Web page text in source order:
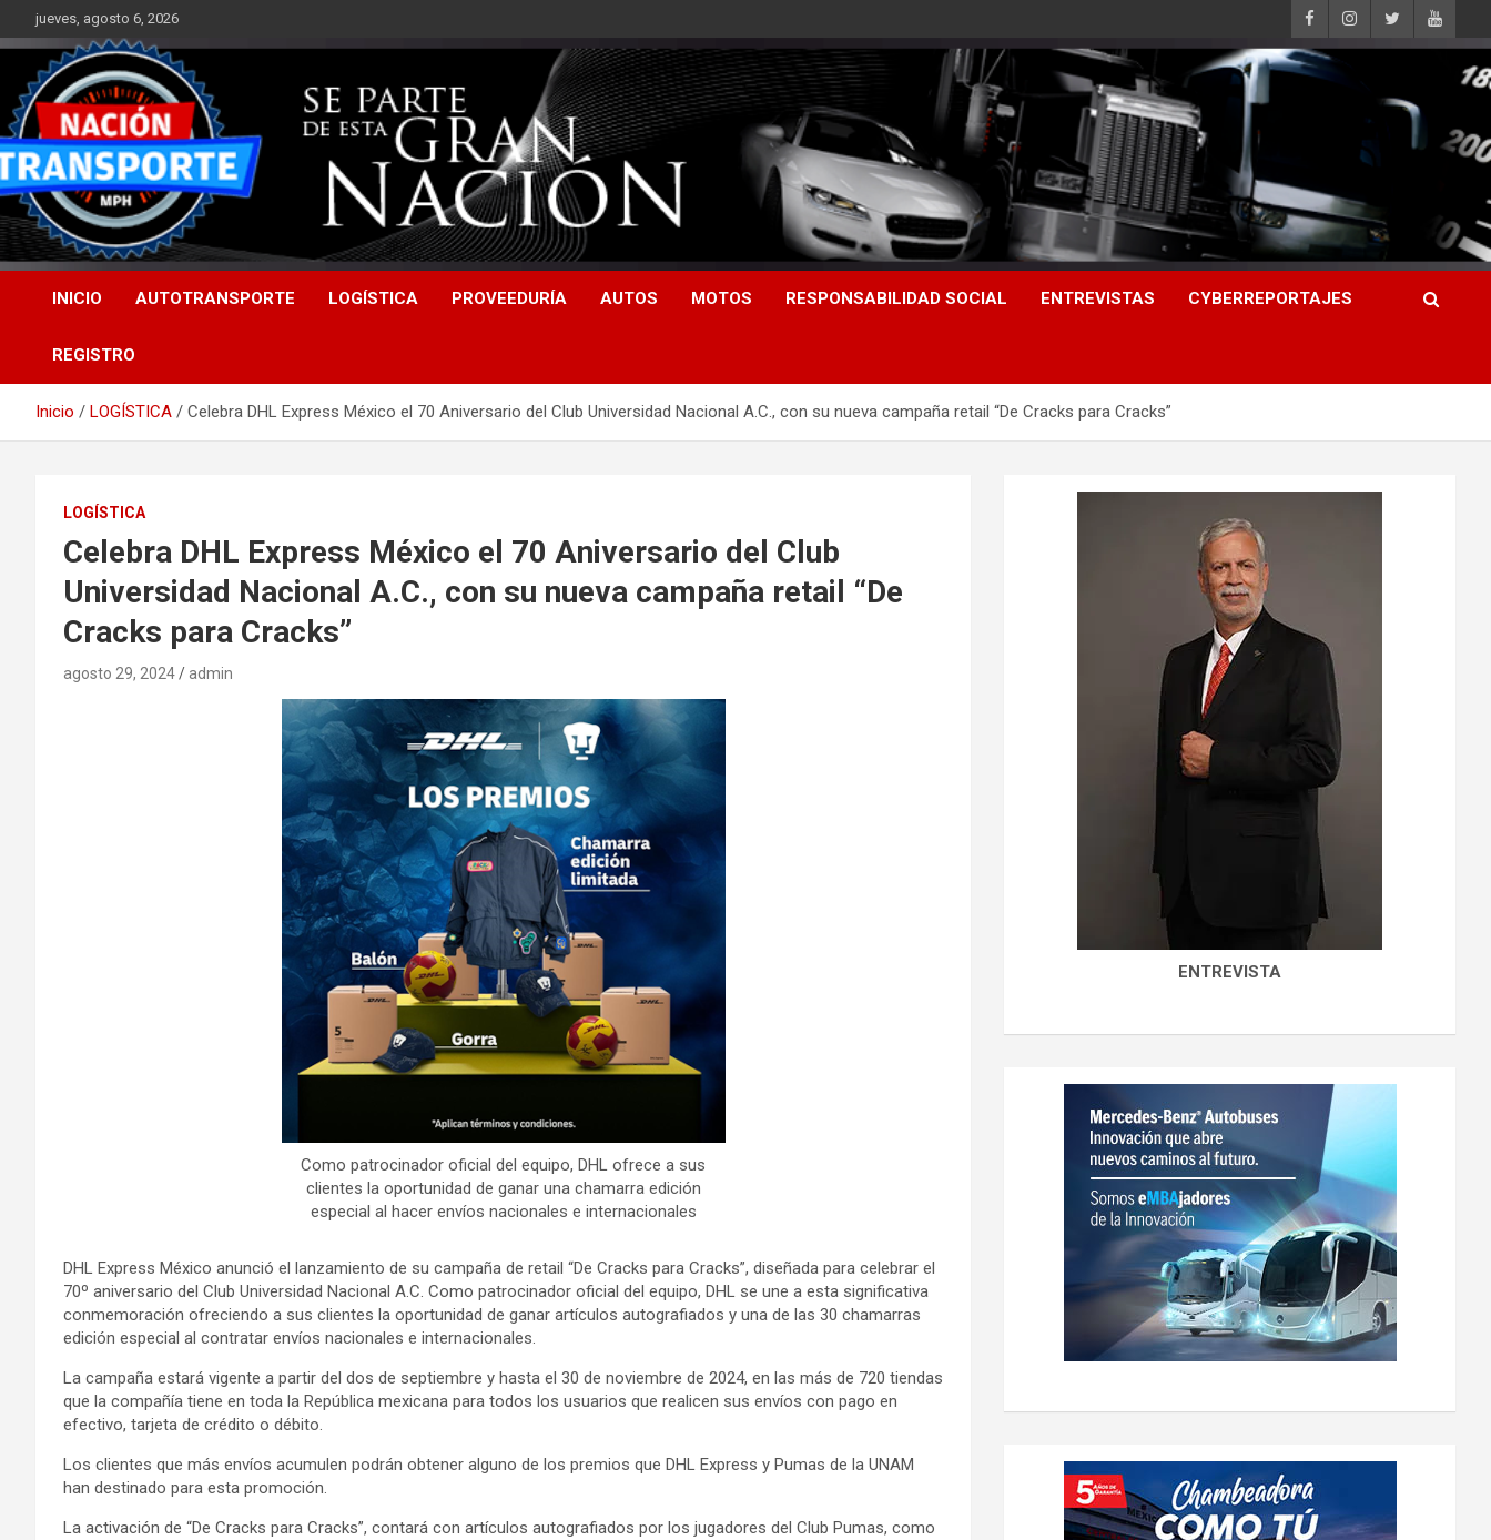
Saltar
al
contenido
jueves, agosto 6, 2026
INICIO AUTOTRANSPORTE LOGÍSTICA PROVEEDURÍA AUTOS MOTOS RESPONSABILIDAD SOCIAL ENTREVISTAS CYBERREPORTAJES
REGISTRO
Inicio LOGÍSTICA Celebra DHL Express México el 70 Aniversario del Club Universidad Nacional A.C., con su nueva campaña retail “De Cracks para Cracks”
LOGÍSTICA
Celebra DHL Express México el 70 Aniversario del Club
Universidad Nacional A.C., con su nueva campaña retail “De
Cracks para Cracks”
agosto 29, 2024 admin
Como patrocinador oficial del equipo, DHL ofrece a sus
clientes la oportunidad de ganar una chamarra edición
especial al hacer envíos nacionales e internacionales
DHL Express México anunció el lanzamiento de su campaña de retail “De Cracks para Cracks”, diseñada para celebrar el
70º aniversario del Club Universidad Nacional A.C. Como patrocinador oficial del equipo, DHL se une a esta significativa
conmemoración ofreciendo a sus clientes la oportunidad de ganar artículos autografiados y una de las 30 chamarras
edición especial al contratar envíos nacionales e internacionales.
La campaña estará vigente a partir del dos de septiembre y hasta el 30 de noviembre de 2024, en las más de 720 tiendas
que la compañía tiene en toda la República mexicana para todos los usuarios que realicen sus envíos con pago en
efectivo, tarjeta de crédito o débito.
Los clientes que más envíos acumulen podrán obtener alguno de los premios que DHL Express y Pumas de la UNAM
han destinado para esta promoción.
La activación de “De Cracks para Cracks”, contará con artículos autografiados por los jugadores del Club Pumas, como
ENTREVISTA